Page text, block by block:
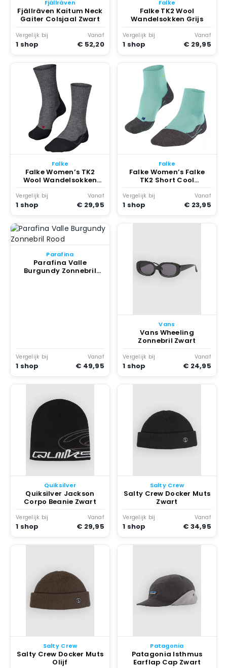
Fjällräven
Fjällräven Kaitum Neck
Gaiter Colsjaal Zwart
Vergelijk bij
1 shop
Vanaf
€ 52,20
Falke
Falke TK2 Wool
Wandelsokken Grijs
Vergelijk bij
1 shop
Vanaf
€ 29,95
Falke
Falke Women’s TK2
Wool Wandelsokken
Grijs
Vergelijk bij
1 shop
Vanaf
€ 29,95
Falke
Falke Women’s Falke
TK2 Short Cool
Wandelsokken turkoois
Turquoise
Vergelijk bij
1 shop
Vanaf
€ 23,95
Parafina
Parafina Valle
Burgundy Zonnebril
Vergelijk bij
1 shop
Vanaf
€ 49,95
Vans
Vans Wheeling
Zonnebril Zwart
Vergelijk bij
1 shop
Vanaf
€ 24,95
Quiksilver
Quiksilver Jackson
Corpo Beanie Zwart
Vergelijk bij
1 shop
Vanaf
€ 29,95
Salty Crew
Salty Crew Docker Muts
Zwart
Vergelijk bij
1 shop
Vanaf
€ 34,95
Salty Crew
Salty Crew Docker Muts
Olijf
Patagonia
Patagonia Isthmus
Earflap Cap Zwart